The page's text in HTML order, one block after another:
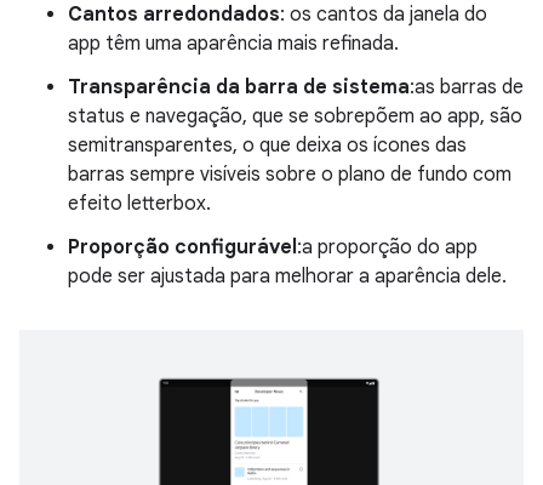
Cantos arredondados: os cantos da janela do
app têm uma aparência mais refinada.
Transparência da barra de sistema:as barras de
status e navegação, que se sobrepõem ao app, são
semitransparentes, o que deixa os ícones das
barras sempre visíveis sobre o plano de fundo com
efeito letterbox.
Proporção configurável :a proporção do app
pode ser ajustada para melhorar a aparência dele.